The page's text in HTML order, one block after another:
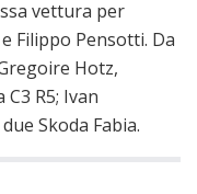
vettura per
Filippo Pensotti. Da
Hotz,
R5; Ivan
Skoda Fabia.